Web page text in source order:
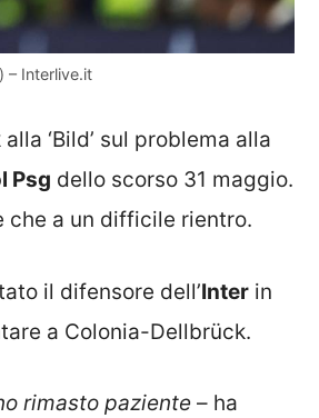
– Interlive.it
alla ‘Bild’ sul problema alla
Psg dello scorso 31 maggio.
che a un difficile rientro.
il difensore dell’Inter in
a Colonia-Dellbrück.
rimasto paziente – ha